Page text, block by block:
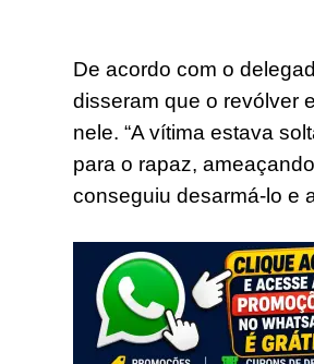
De acordo com o
disseram que o revólver
nele. “A vítima estava
para o rapaz,
conseguiu desarmá-lo e